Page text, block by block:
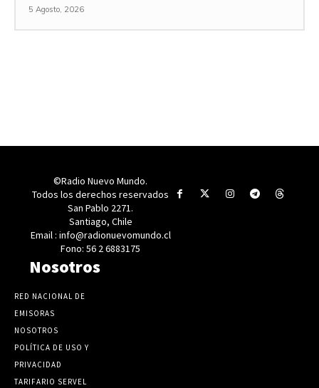
5 Agosto, 2026
©Radio Nuevo Mundo.
Todos los derechos reservados
San Pablo 2271.
Santiago, Chile
Email : info@radionuevomundo.cl
Fono: 56 2 6883175
Nosotros
RED NACIONAL DE
EMISORAS
NOSOTROS
POLÍTICA DE USO Y
PRIVACIDAD
TARIFARIO SERVEL